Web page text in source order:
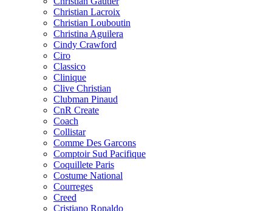
Christian Lacroix
Christian Louboutin
Christina Aguilera
Cindy Crawford
Ciro
Classico
Clinique
Clive Christian
Clubman Pinaud
CnR Create
Coach
Collistar
Comme Des Garcons
Comptoir Sud Pacifique
Coquillete Paris
Costume National
Courreges
Creed
Cristiano Ronaldo